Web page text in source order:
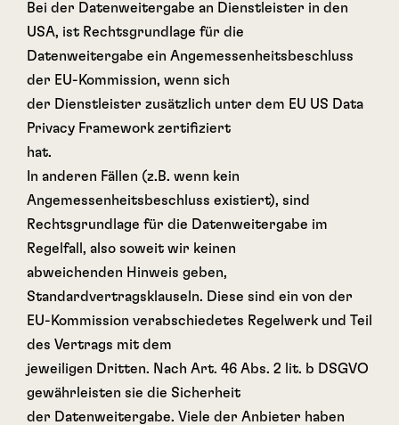
Bei der Datenweitergabe an Dienstleister in den
USA, ist Rechtsgrundlage für die
Datenweitergabe ein Angemessenheitsbeschluss
der EU-Kommission, wenn sich
der Dienstleister zusätzlich unter dem EU US Data
Privacy Framework zertifiziert
hat.
In anderen Fällen (z.B. wenn kein
Angemessenheitsbeschluss existiert), sind
Rechtsgrundlage für die Datenweitergabe im
Regelfall, also soweit wir keinen
abweichenden Hinweis geben,
Standardvertragsklauseln. Diese sind ein von der
EU-Kommission verabschiedetes Regelwerk und Teil
des Vertrags mit dem
jeweiligen Dritten. Nach Art. 46 Abs. 2 lit. b DSGVO
gewährleisten sie die Sicherheit
der Datenweitergabe. Viele der Anbieter haben